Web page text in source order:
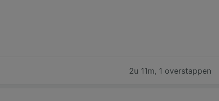
2u 11m, 1 overstappen